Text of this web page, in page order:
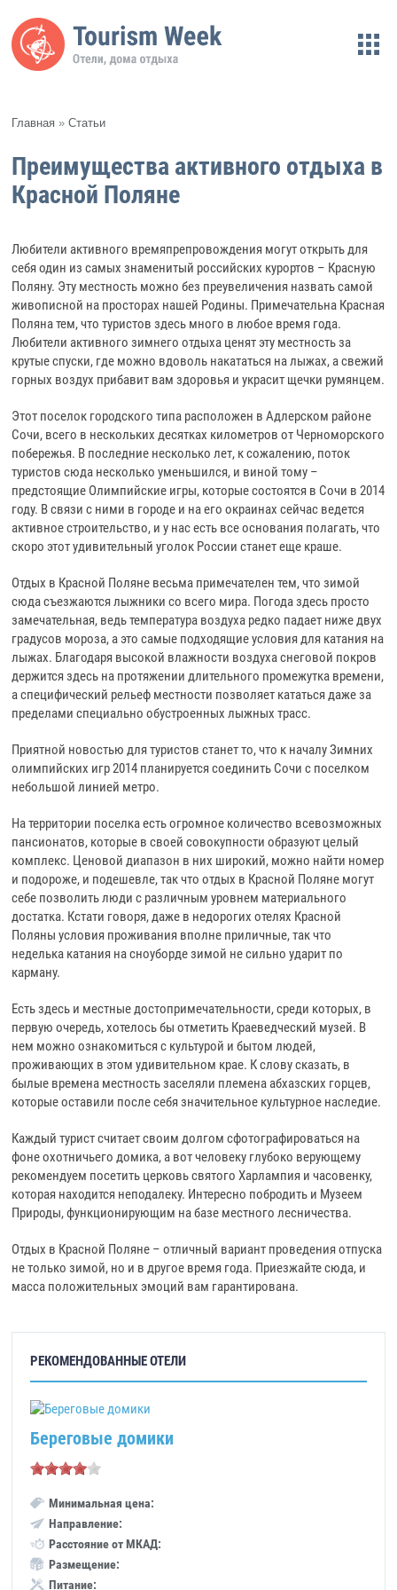
Главная »Статьи
Преимущества активного отдыха в
Красной Поляне
Любители активного времяпрепровождения могут открыть для
себя один из самых знаменитый российских курортов – Красную
Поляну. Эту местность можно без преувеличения назвать самой
живописной на просторах нашей Родины. Примечательна Красная
Поляна тем, что туристов здесь много в любое время года.
Любители активного зимнего отдыха ценят эту местность за
крутые спуски, где можно вдоволь накататься на лыжах, а свежий
горных воздух прибавит вам здоровья и украсит щечки румянцем.
Этот поселок городского типа расположен в Адлерском районе
Сочи, всего в нескольких десятках километров от Черноморского
побережья. В последние несколько лет, к сожалению, поток
туристов сюда несколько уменьшился, и виной тому –
предстоящие Олимпийские игры, которые состоятся в Сочи в 2014
году. В связи с ними в городе и на его окраинах сейчас ведется
активное строительство, и у нас есть все основания полагать, что
скоро этот удивительный уголок России станет еще краше.
Отдых в Красной Поляне весьма примечателен тем, что зимой
сюда съезжаются лыжники со всего мира. Погода здесь просто
замечательная, ведь температура воздуха редко падает ниже двух
градусов мороза, а это самые подходящие условия для катания на
лыжах. Благодаря высокой влажности воздуха снеговой покров
держится здесь на протяжении длительного промежутка времени,
а специфический рельеф местности позволяет кататься даже за
пределами специально обустроенных лыжных трасс.
Приятной новостью для туристов станет то, что к началу Зимних
олимпийских игр 2014 планируется соединить Сочи с поселком
небольшой линией метро.
На территории поселка есть огромное количество всевозможных
пансионатов, которые в своей совокупности образуют целый
комплекс. Ценовой диапазон в них широкий, можно найти номер
и подороже, и подешевле, так что отдых в Красной Поляне могут
себе позволить люди с различным уровнем материального
достатка. Кстати говоря, даже в недорогих отелях Красной
Поляны условия проживания вполне приличные, так что
неделька катания на сноуборде зимой не сильно ударит по
карману.
Есть здесь и местные достопримечательности, среди которых, в
первую очередь, хотелось бы отметить Краеведческий музей. В
нем можно ознакомиться с культурой и бытом людей,
проживающих в этом удивительном крае. К слову сказать, в
былые времена местность заселяли племена абхазских горцев,
которые оставили после себя значительное культурное наследие.
Каждый турист считает своим долгом сфотографироваться на
фоне охотничьего домика, а вот человеку глубоко верующему
рекомендуем посетить церковь святого Харлампия и часовенку,
которая находится неподалеку. Интересно побродить и Музеем
Природы, функционирующим на базе местного лесничества.
Отдых в Красной Поляне – отличный вариант проведения отпуска
не только зимой, но и в другое время года. Приезжайте сюда, и
масса положительных эмоций вам гарантирована.
РЕКОМЕНДОВАННЫЕ ОТЕЛИ
Береговые домики
Минимальная цена:
Направление:
Расстояние от МКАД:
Размещение:
Питание: